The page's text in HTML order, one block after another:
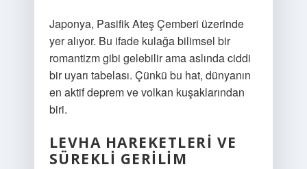
Japonya, Pasifik Ateş Çemberi üzerinde
yer alıyor. Bu ifade kulağa bilimsel bir
romantizm gibi gelebilir ama aslında ciddi
bir uyarı tabelası. Çünkü bu hat, dünyanın
en aktif deprem ve volkan kuşaklarından
biri.
LEVHA HAREKETLERI VE
SÜREKLI GERILIM